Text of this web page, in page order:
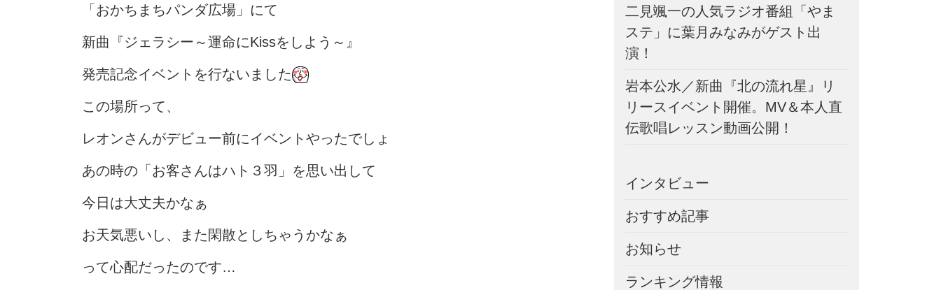
「おかちまちパンダ広場」にて
新曲『ジェラシー～運命にKissをしよう～』
発売記念イベントを行ないました
この場所って、
レオンさんがデビュー前にイベントやったでしょ
あの時の「お客さんはハト３羽」を思い出して
今日は大丈夫かなぁ
お天気悪いし、また閑散としちゃうかなぁ
って心配だったのです…
二見颯一の人気ラジオ番組「やま
ステ」に葉月みなみがゲスト出
演！
岩本公水／新曲『北の流れ星』リ
リースイベント開催。MV＆本人直
伝歌唱レッスン動画公開！
インタビュー
おすすめ記事
お知らせ
ランキング情報